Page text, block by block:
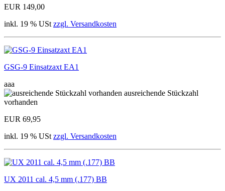
EUR 149,00
inkl. 19 % USt zzgl. Versandkosten
GSG-9 Einsatzaxt EA1
aaa
ausreichende Stückzahl
vorhanden
EUR 69,95
inkl. 19 % USt zzgl. Versandkosten
UX 2011 cal. 4,5 mm (.177) BB